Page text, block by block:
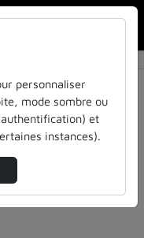
:
personnaliser
mode sombre ou
et
instances).